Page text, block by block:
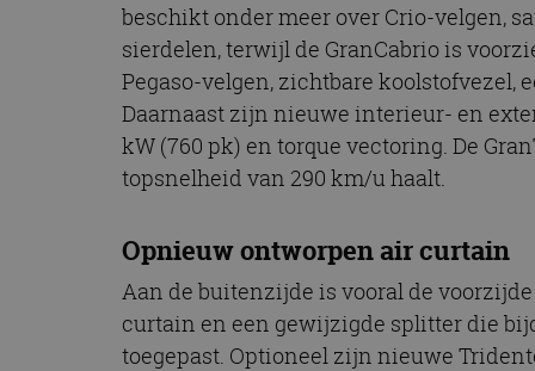
beschikt onder meer over Crio-velgen,
sierdelen, terwijl de GranCabrio is
Pegaso-velgen, zichtbare
Daarnaast zijn nieuwe interieur- en
kW (760 pk) en torque vectoring. De
topsnelheid van 290 km/u haalt.
Opnieuw ontworpen air curtain
Aan de buitenzijde is vooral de
curtain en een gewijzigde splitter die
toegepast. Optioneel zijn nieuwe
Naam
_ga
Domein
_fbp
Meta
_gcl_au
Google
omx_consent